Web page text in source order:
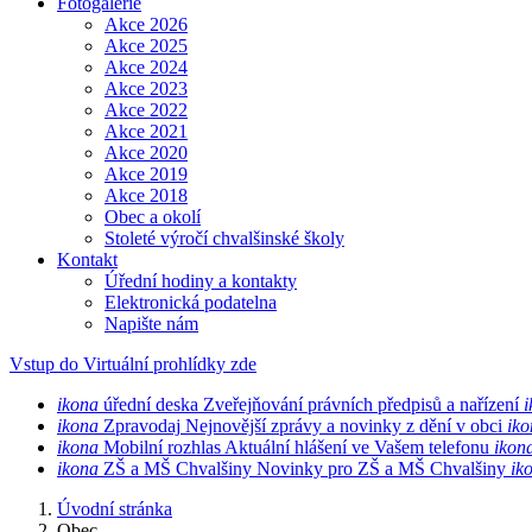
Akce 2026
Akce 2025
Akce 2024
Akce 2023
Akce 2022
Akce 2021
Akce 2020
Akce 2019
Akce 2018
Obec a okolí
Stoleté výročí chvalšinské školy
Kontakt
Úřední hodiny a kontakty
Elektronická podatelna
Napište nám
Vstup do Virtuální prohlídky zde
ikona úřední deska Zveřejňování právních předpisů a nařízení
ikona Zpravodaj Nejnovější zprávy a novinky z dění v obci
ikona Mobilní rozhlas Aktuální hlášení ve Vašem telefonu
ikona ZŠ a MŠ Chvalšiny Novinky pro ZŠ a MŠ Chvalšiny
Úvodní stránka